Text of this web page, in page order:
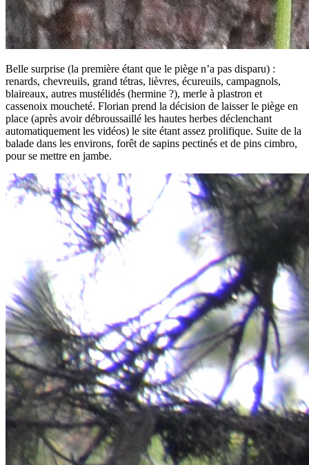
Belle surprise (la première étant que le piège n’a pas disparu) :
renards, chevreuils, grand tétras, lièvres, écureuils, campagnols,
blaireaux, autres mustélidés (hermine ?), merle à plastron et
cassenoix moucheté. Florian prend la décision de laisser le piège en
place (après avoir débroussaillé les hautes herbes déclenchant
automatiquement les vidéos) le site étant assez prolifique. Suite de la
balade dans les environs, forêt de sapins pectinés et de pins cimbro,
pour se mettre en jambe.